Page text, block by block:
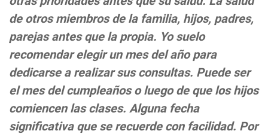
de otros miembros de la familia, hijos, padres,
parejas antes que la propia. Yo suelo
recomendar elegir un mes del año para
dedicarse a realizar sus consultas. Puede ser
el mes del cumpleaños o luego de que los hijos
comiencen las clases. Alguna fecha
significativa que se recuerde con facilidad. Por